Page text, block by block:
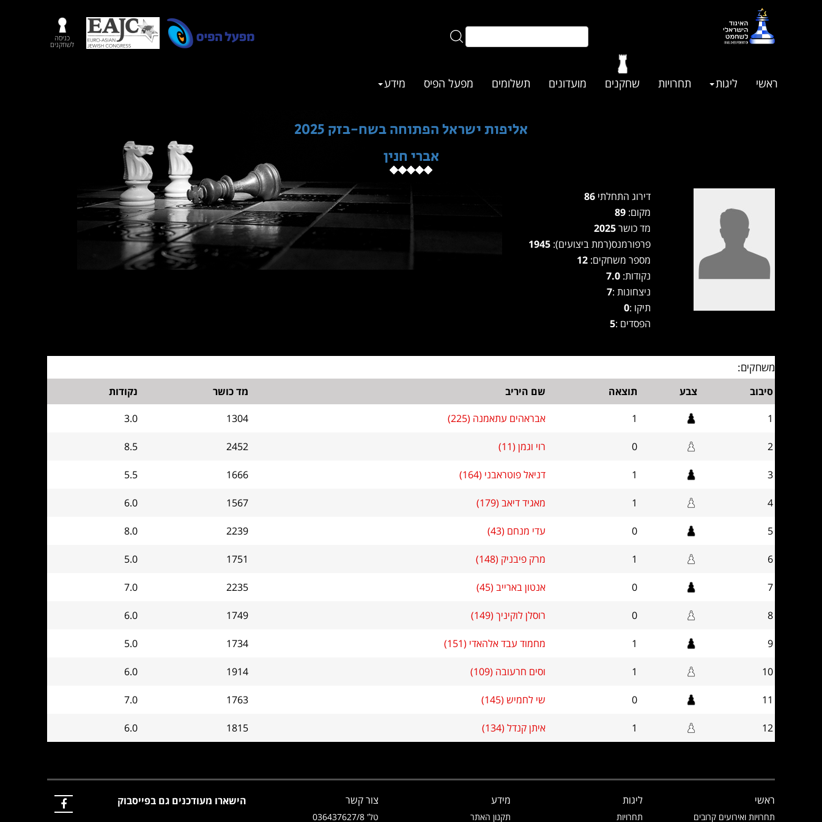
כניסה
לשחקנים
ראשי ליגות תחרויות שחקנים מועדונים תשלומים מפעל הפיס מידע
אליפות ישראל הפתוחה בשח-בזק 2025
אברי חנין
דירוג התחלתי 86
מקום: 89
מד כושר2025
פרפורמנס(רמת ביצועים): 1945
מספר משחקים: 12
נקודות:7.0
ניצחונות :7
תיקו :0
הפסדים :5
משחקים:
סיבוב צבע תוצאה שם היריב מד כושר
נקודות
1
1 אבראהים עתאמנה (225) 1304
3.0
2
0 רוי וגמן (11) 2452
8.5
3
1 דניאל פוטראבני (164) 1666
5.5
4
1 מאגיד דיאב (179) 1567
6.0
5
0 עדי מנחם (43) 2239
8.0
6
1 מרק פיבניק (148) 1751
5.0
7
0 אנטון בארייב (45) 2235
7.0
8
0 רוסלן לוקיניך (149) 1749
6.0
9
1 מחמוד עבד אלהאדי (151) 1734
5.0
10
1 וסים חרעובה (109) 1914
6.0
11
0 שי לחמיש (145) 1763
7.0
12
1 איתן קנדל (134) 1815
6.0
ראשי
תחרויות ואירועים קרובים
ליגות
תחרויות
מידע
תקנון האתר
צור קשר
טל' 036437627/8
הישארו מעודכנים גם בפייסבוק